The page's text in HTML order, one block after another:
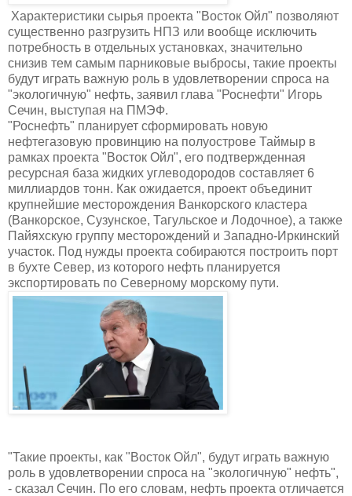
Характеристики сырья проекта "Восток Ойл" позволяют
существенно разгрузить НПЗ или вообще исключить
потребность в отдельных установках, значительно
снизив тем самым парниковые выбросы, такие проекты
будут играть важную роль в удовлетворении спроса на
"экологичную" нефть, заявил глава "Роснефти" Игорь
Сечин, выступая на ПМЭФ.
"Роснефть" планирует сформировать новую
нефтегазовую провинцию на полуострове Таймыр в
рамках проекта "Восток Ойл", его подтвержденная
ресурсная база жидких углеводородов составляет 6
миллиардов тонн. Как ожидается, проект объединит
крупнейшие месторождения Ванкорского кластера
(Ванкорское, Сузунское, Тагульское и Лодочное), а также
Пайяхскую группу месторождений и Западно-Иркинский
участок. Под нужды проекта собираются построить порт
в бухте Север, из которого нефть планируется
экспортировать по Северному морскому пути.
"Такие проекты, как "Восток Ойл", будут играть важную
роль в удовлетворении спроса на "экологичную" нефть",
- сказал Сечин. По его словам, нефть проекта отличается